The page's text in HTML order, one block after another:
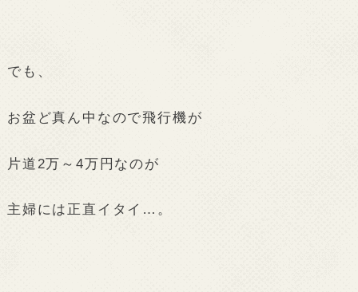
でも、
お盆ど真ん中なので飛行機が
片道2万～4万円なのが
主婦には正直イタイ…。